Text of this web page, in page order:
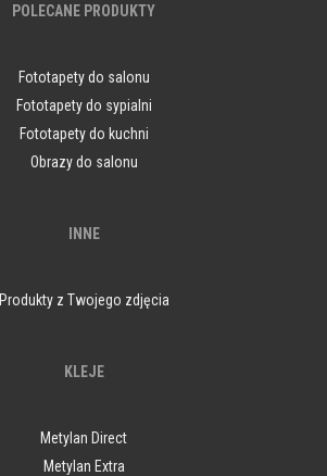
POLECANE PRODUKTY
Fototapety do salonu
Fototapety do sypialni
Fototapety do kuchni
Obrazy do salonu
INNE
Produkty z Twojego zdjęcia
KLEJE
Metylan Direct
Metylan Extra